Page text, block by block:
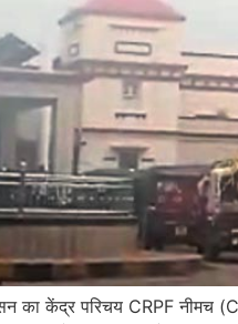
का केंद्र परिचय CRPF